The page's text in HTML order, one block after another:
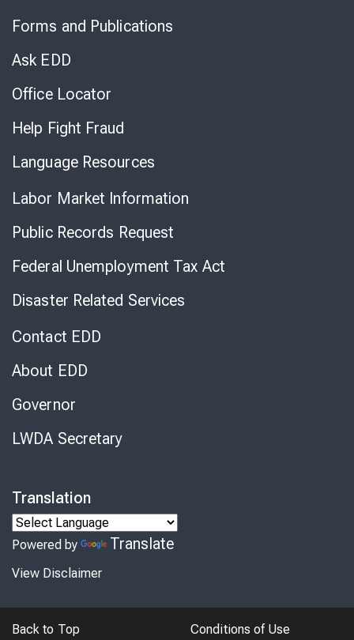
Forms and Publications
Ask EDD
Office Locator
Help Fight Fraud
Language Resources
Labor Market Information
Public Records Request
Federal Unemployment Tax Act
Disaster Related Services
Contact EDD
About EDD
Governor
LWDA Secretary
Translation
Powered by Translate
View Disclaimer
Back to Top Conditions of Use